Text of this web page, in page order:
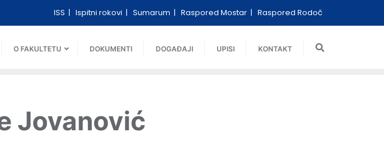
ISS Ispitni rokovi Sumarum Raspored Mostar Raspored Rodoč
O FAKULTETU DOKUMENTI DOGAĐAJI UPISI KONTAKT
Jovanović